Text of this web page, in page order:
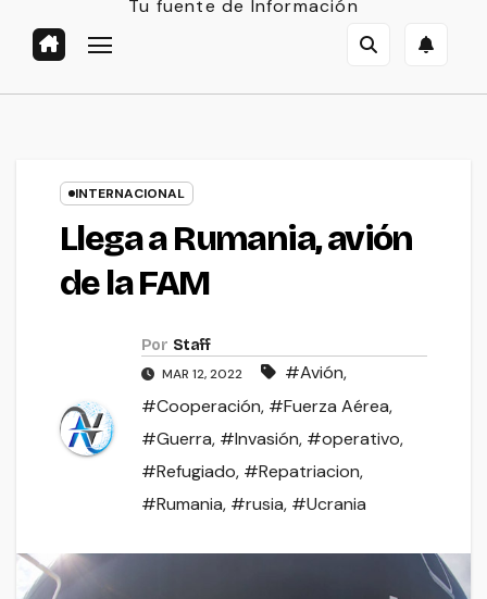
Tu fuente de Información
INTERNACIONAL
Llega a Rumania, avión
de la FAM
Por Staff
MAR 12, 2022 #Avión,
#Cooperación, #Fuerza Aérea,
#Guerra, #Invasión, #operativo,
#Refugiado, #Repatriacion,
#Rumania, #rusia, #Ucrania